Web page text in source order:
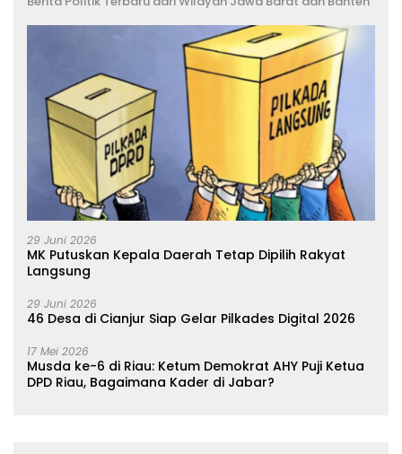
29 Juni 2026
MK Putuskan Kepala Daerah Tetap Dipilih Rakyat
Langsung
29 Juni 2026
46 Desa di Cianjur Siap Gelar Pilkades Digital 2026
17 Mei 2026
Musda ke-6 di Riau: Ketum Demokrat AHY Puji Ketua
DPD Riau, Bagaimana Kader di Jabar?